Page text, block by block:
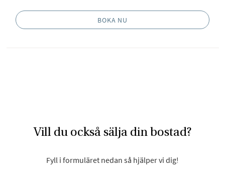
BOKA NU
Vill du också sälja din bostad?
Fyll i formuläret nedan så hjälper vi dig!